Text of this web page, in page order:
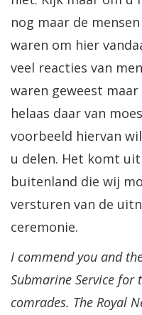
nog maar de
waren om hier
veel reacties van
waren geweest
helaas daar van
voorbeeld hiervan
u delen. Het komt
buitenland die wij
versturen van de
ceremonie.
I commend you and
Submarine Service
comrades. The Royal